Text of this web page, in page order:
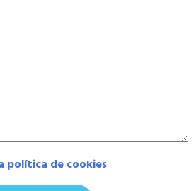
política de cookies